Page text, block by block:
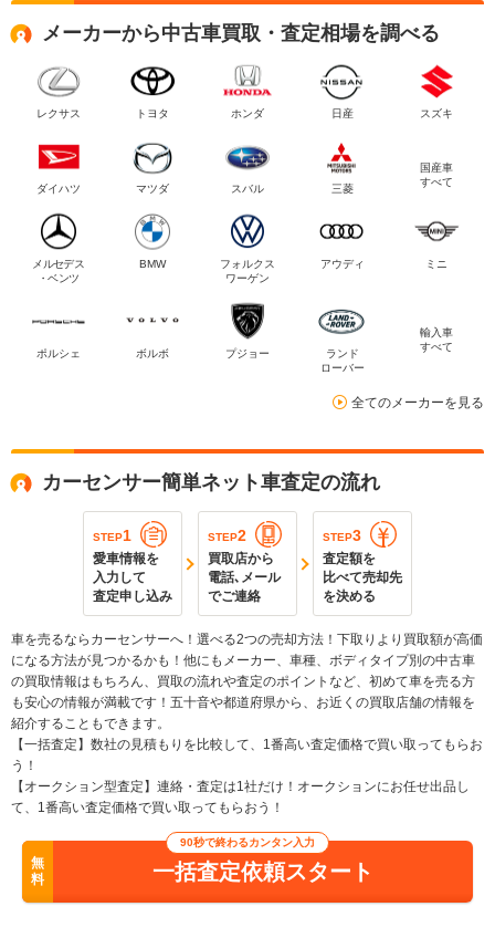
メーカーから中古車買取・査定相場を調べる
レクサス トヨタ ホンダ 日産 スズキ
ダイハツ マツダ スバル 三菱
国産車
すべて
メルセデス
・ベンツ
BMW
フォルクス
ワーゲン
アウディ ミニ
ポルシェ ボルボ プジョー
ランド
ローバー
輸入車
すべて
全てのメーカーを見る
カーセンサー簡単ネット車査定の流れ
STEP1
愛車情報を
入力して
査定申し込み
STEP2
買取店から
電話､メール
でご連絡
STEP3
査定額を
比べて売却先
を決める
車を売るならカーセンサーへ！選べる2つの売却方法！下取りより買取額が高価
になる方法が見つかるかも！他にもメーカー、車種、ボディタイプ別の中古車
の買取情報はもちろん、買取の流れや査定のポイントなど、初めて車を売る方
も安心の情報が満載です！五十音や都道府県から、お近くの買取店舗の情報を
紹介することもできます。
【一括査定】数社の見積もりを比較して、1番高い査定価格で買い取ってもらお
う！
【オークション型査定】連絡・査定は1社だけ！オークションにお任せ出品し
て、1番高い査定価格で買い取ってもらおう！
無
料
90秒で終わるカンタン入力
一括査定依頼スタート